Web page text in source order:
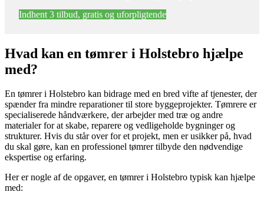
Indhent 3 tilbud, gratis og uforpligtende
Hvad kan en tømrer i Holstebro hjælpe
med?
En tømrer i Holstebro kan bidrage med en bred vifte af tjenester, der
spænder fra mindre reparationer til store byggeprojekter. Tømrere er
specialiserede håndværkere, der arbejder med træ og andre
materialer for at skabe, reparere og vedligeholde bygninger og
strukturer. Hvis du står over for et projekt, men er usikker på, hvad
du skal gøre, kan en professionel tømrer tilbyde den nødvendige
ekspertise og erfaring.
Her er nogle af de opgaver, en tømrer i Holstebro typisk kan hjælpe
med: